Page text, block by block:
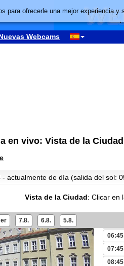
Webcams
en vivo: Vista de la Ciudad
- actualmente de día (salida del sol:
Vista de la Ciudad: Clicar en
7.8. 6.8. 5.8.
03:45
06:45
07:45
08:45
para ofrecerle una mejor experiencia